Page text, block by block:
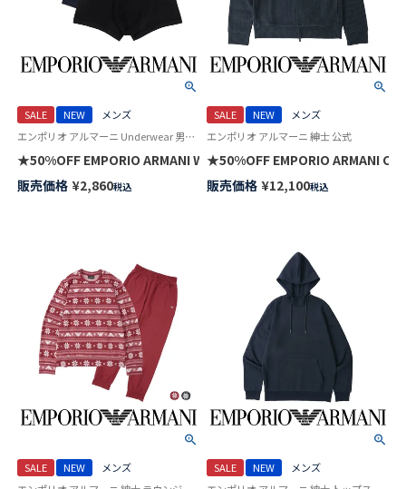
SALE NEW
メンズ
エンポリオ アルマーニ Underwear 男性 アンダーウェア 紳士 下着
★50%OFF EMPORIO ARMANI WINTER STRIPE ウィンター ストラ
販売価格 ¥2,860税込
SALE NEW
メンズ
エンポリオ アルマーニ 紳士 公式
★50%OFF EMPORIO ARMANI
販売価格 ¥12,100税込
SALE NEW
メンズ
SALE NEW
メンズ